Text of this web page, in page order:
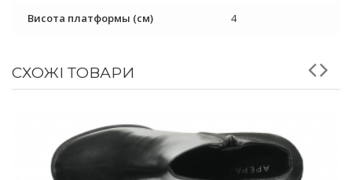
Висота платформы (см) 4
СХОЖІ ТОВАРИ